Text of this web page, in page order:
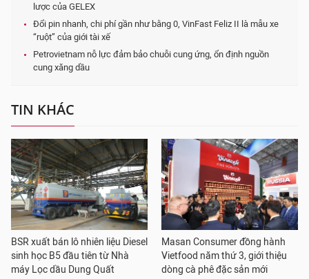
lược của GELEX
Đổi pin nhanh, chi phí gần như bằng 0, VinFast Feliz II là mẫu xe
“ruột” của giới tài xế
Petrovietnam nỗ lực đảm bảo chuỗi cung ứng, ổn định nguồn
cung xăng dầu
TIN KHÁC
BSR xuất bán lô nhiên liệu Diesel
sinh học B5 đầu tiên từ Nhà
máy Lọc dầu Dung Quất
Masan Consumer đồng hành
Vietfood năm thứ 3, giới thiệu
dòng cà phê đặc sản mới